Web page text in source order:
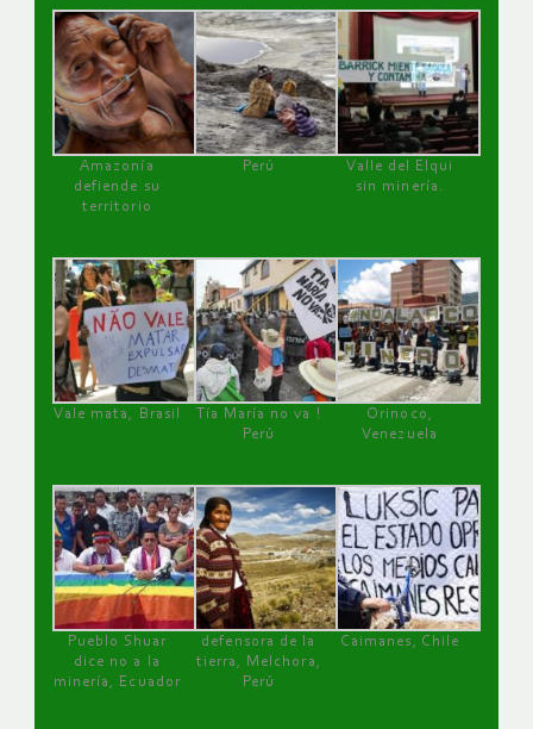
Amazonía
defiende su
territorio
Perú
Valle del Elqui
sin minería.
Vale mata, Brasil
Tía María no va !
Perú
Orinoco,
Venezuela
Pueblo Shuar
dice no a la
minería, Ecuador
defensora de la
tierra, Melchora,
Perú
Caimanes, Chile